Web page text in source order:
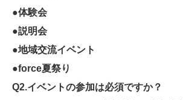
●体験会
●説明会
●地域交流イベント
●force夏祭り
Q2.イベントの参加は必須ですか？